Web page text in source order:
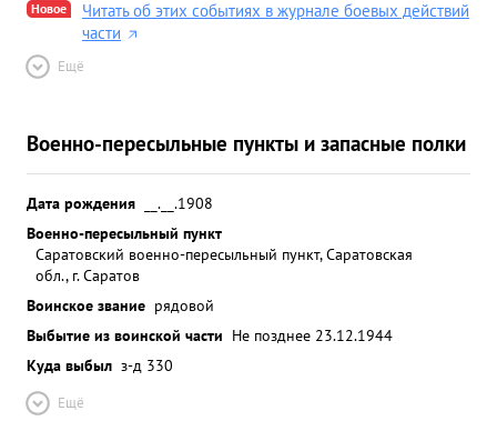
Новое
Читать об этих событиях в журнале боевых действий
части
Ещё
Военно-пересыльные пункты и запасные полки
Дата рождения
__.__.1908
Военно-пересыльный пункт
Саратовский военно-пересыльный пункт, Саратовская
обл., г. Саратов
Воинское звание рядовой
Выбытие из воинской части Не позднее 23.12.1944
Куда выбыл з-д 330
Ещё